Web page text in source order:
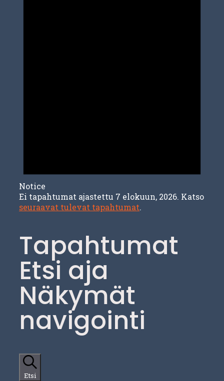
Notice
Ei tapahtumat ajastettu 7 elokuun, 2026. Katso
seuraavat tulevat tapahtumat.
Tapahtumat
Etsi aja
Näkymät
navigointi
Etsi